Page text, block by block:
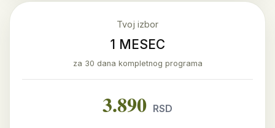
Tvoj izbor
1 MESEC
za 30 dana kompletnog programa
3.890 RSD